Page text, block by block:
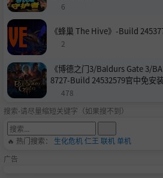
6
《蜂巢 The Hive》-Build
2
《博德之门3/Baldurs Gate 3/
8727-Build 24532579官中免安
478
搜索-请尽量缩短关键字（如果搜不到）
🔥 热门搜索： 生化危机仁王联机单机
广告